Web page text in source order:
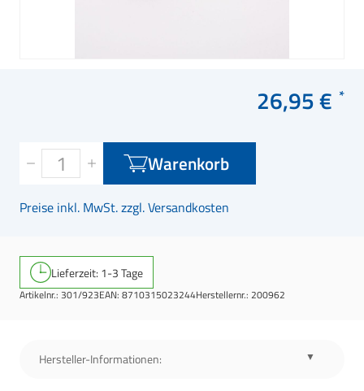
26,95 €
Warenkorb
Preise inkl. MwSt. zzgl. Versandkosten
Lieferzeit: 1-3 Tage
Artikelnr.: 301/923EAN: 8710315023244Herstellernr.: 200962
Hersteller-Informationen: